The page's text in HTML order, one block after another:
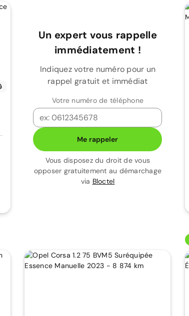
Un expert vous rappelle
immédiatement !
Indiquez votre numéro pour un
rappel gratuit et immédiat
Votre numéro de téléphone
Me rappeler
Vous disposez du droit de vous
opposer gratuitement au démarchage
via Bloctel